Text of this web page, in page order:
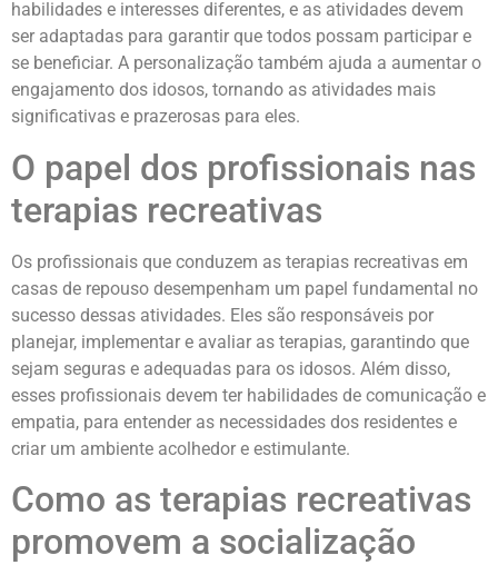
habilidades e interesses diferentes, e as atividades devem
ser adaptadas para garantir que todos possam participar e
se beneficiar. A personalização também ajuda a aumentar o
engajamento dos idosos, tornando as atividades mais
significativas e prazerosas para eles.
O papel dos profissionais nas
terapias recreativas
Os profissionais que conduzem as terapias recreativas em
casas de repouso desempenham um papel fundamental no
sucesso dessas atividades. Eles são responsáveis por
planejar, implementar e avaliar as terapias, garantindo que
sejam seguras e adequadas para os idosos. Além disso,
esses profissionais devem ter habilidades de comunicação e
empatia, para entender as necessidades dos residentes e
criar um ambiente acolhedor e estimulante.
Como as terapias recreativas
promovem a socialização